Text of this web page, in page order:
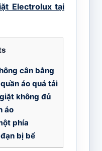
Electrolux tại
cân bằng
áo quá tải
không đủ
áo
phía
bị bể